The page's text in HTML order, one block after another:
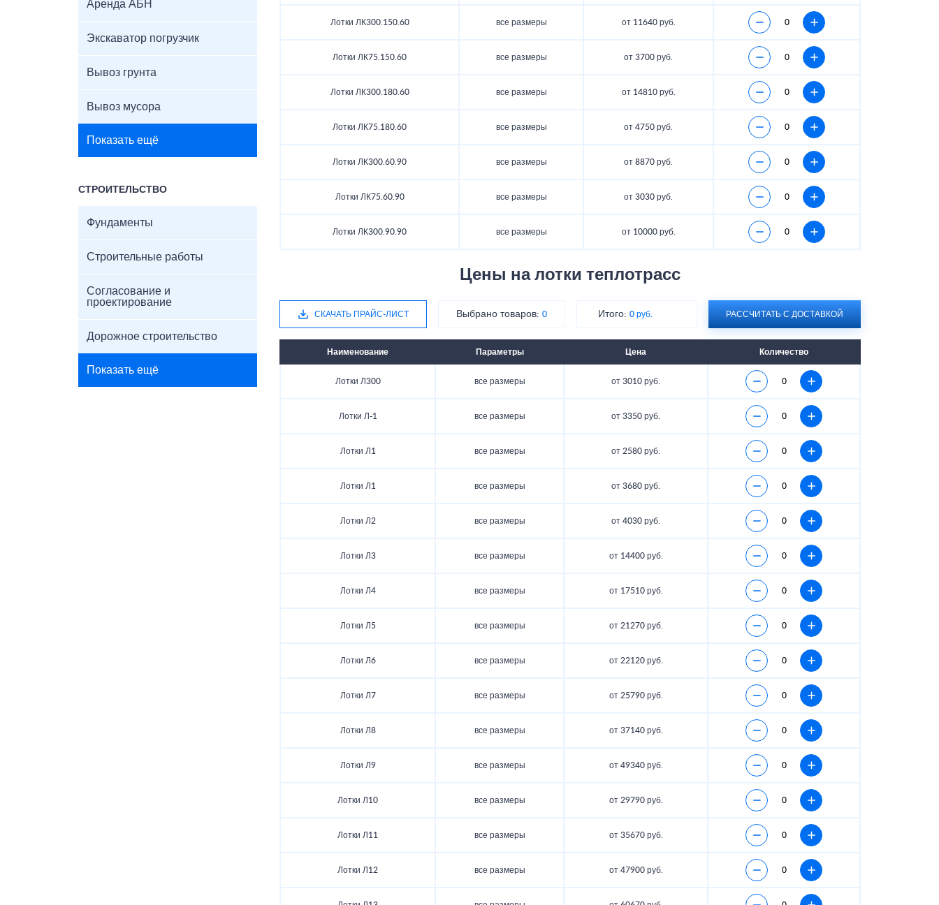
Аренда АБН
Экскаватор погрузчик
Вывоз грунта
Вывоз мусора
Показать ещё
СТРОИТЕЛЬСТВО
Фундаменты
Строительные работы
Согласование и
проектирование
Дорожное строительство
Показать ещё
Лотки ЛК300.150.60 все размеры от 11640 руб.
Лотки ЛК75.150.60 все размеры от 3700 руб.
Лотки ЛК300.180.60 все размеры от 14810 руб.
Лотки ЛК75.180.60 все размеры от 4750 руб.
Лотки ЛК300.60.90 все размеры от 8870 руб.
Лотки ЛК75.60.90 все размеры от 3030 руб.
Лотки ЛК300.90.90 все размеры от 10000 руб.
Цены на лотки теплотрасс
СКАЧАТЬ ПРАЙС-ЛИСТ Выбрано товаров: 0 Итого:0 руб. РАССЧИТАТЬ С ДОСТАВКОЙ
Наименование Параметры Цена Количество
Лотки Л300 все размеры от 3010 руб.
Лотки Л-1 все размеры от 3350 руб.
Лотки Л1 все размеры от 2580 руб.
Лотки Л1 все размеры от 3680 руб.
Лотки Л2 все размеры от 4030 руб.
Лотки Л3 все размеры от 14400 руб.
Лотки Л4 все размеры от 17510 руб.
Лотки Л5 все размеры от 21270 руб.
Лотки Л6 все размеры от 22120 руб.
Лотки Л7 все размеры от 25790 руб.
Лотки Л8 все размеры от 37140 руб.
Лотки Л9 все размеры от 49340 руб.
Лотки Л10 все размеры от 29790 руб.
Лотки Л11 все размеры от 35670 руб.
Лотки Л12 все размеры от 47900 руб.